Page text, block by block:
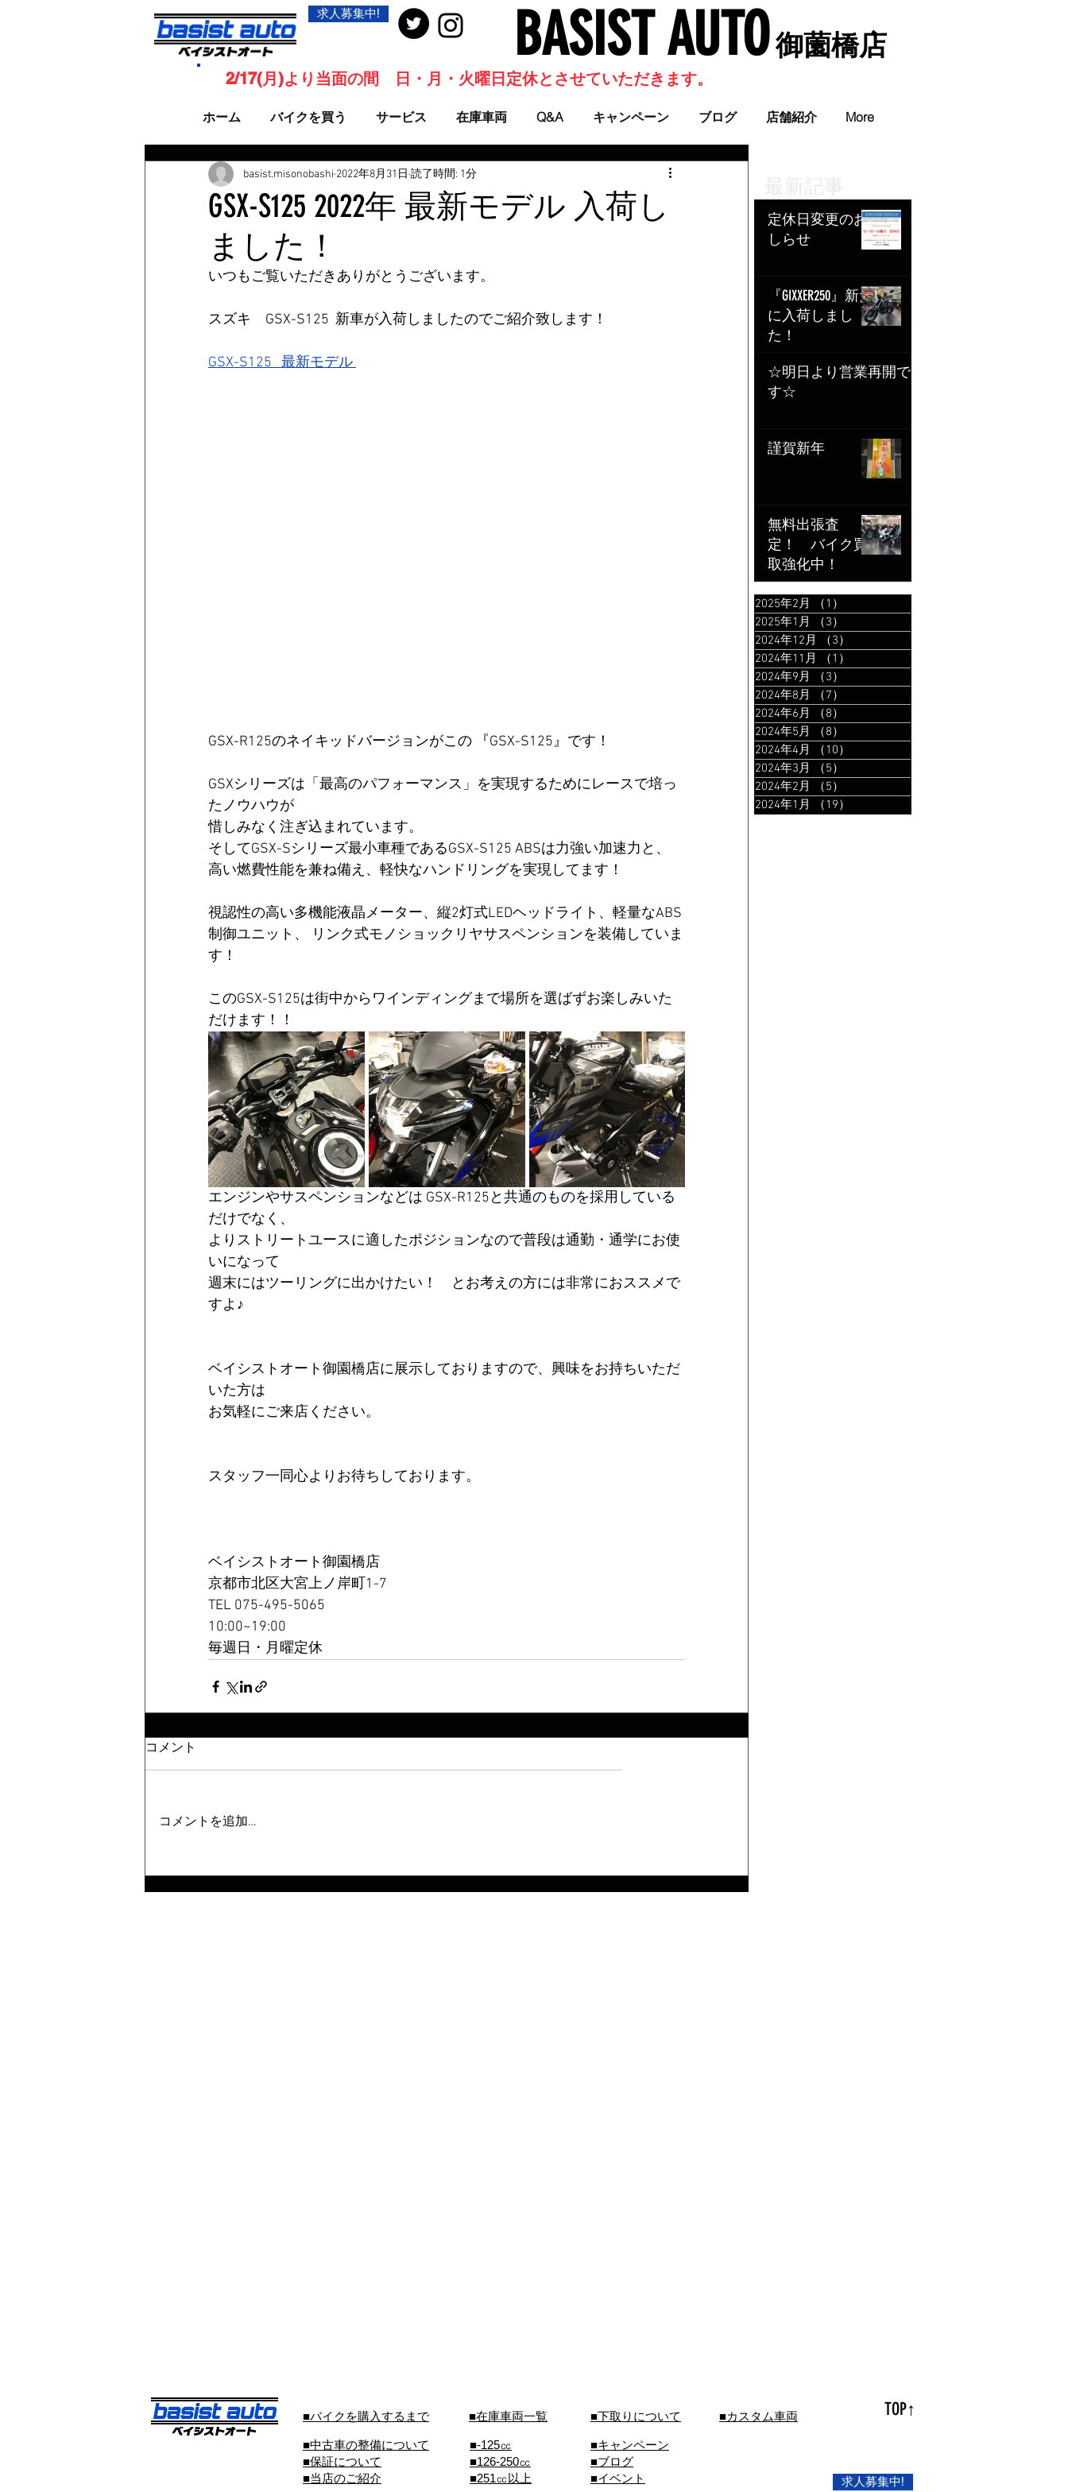
求人募集中! BASIST AUTO​ 御薗橋店
ホーム バイクを買う サービス 在庫車両 Q&A キャンペーン ブログ 店舗紹介 More
2/17(月)より当面の間 日・月・火曜日定休とさせていただきます。
最新記事
定休日変更のお
しらせ
『GIXXER250』新た
に入荷しまし
た！
☆明日より営業再開で
す☆
謹賀新年
無料出張査
定！ バイク買
取強化中！
2025年2月 （1）
2025年1月
（3）
2024年12月
（3）
2024年11月
（1）
2024年9月
（3）
2024年8月
（7）
2024年6月
（8）
2024年5月
（8）
2024年4月
（10）
2024年3月
（5）
2024年2月
（5）
2024年1月
（19）
GSX-S125 2022年 最新モデル 入荷し
ました！
basist.misonobashi 2022年8月31日 読了時間: 1分
いつもご覧いただきありがとうございます。
スズキ　GSX-S125  新車が入荷しましたのでご紹介致します！
GSX-S125   最新モデル
GSX-R125のネイキッドバージョンがこの 『GSX-S125』です！
GSXシリーズは「最高のパフォーマンス」を実現するためにレースで培っ
たノウハウが
惜しみなく注ぎ込まれています。
そしてGSX-Sシリーズ最小車種であるGSX-S125 ABSは力強い加速力と、
高い燃費性能を兼ね備え、軽快なハンドリングを実現してます！
視認性の高い多機能液晶メーター、縦2灯式LEDヘッドライト、軽量なABS
制御ユニット、 リンク式モノショックリヤサスペンションを装備していま
す！
このGSX-S125は街中からワインディングまで場所を選ばずお楽しみいた
だけます！！
エンジンやサスペンションなどは GSX-R125と共通のものを採用している
だけでなく、
よりストリートユースに適したポジションなので普段は通勤・通学にお使
いになって
週末にはツーリングに出かけたい！　とお考えの方には非常におススメで
すよ♪
ベイシストオート御園橋店に展示しておりますので、興味をお持ちいただ
いた方は
お気軽にご来店ください。
スタッフ一同心よりお待ちしております。
ベイシストオート御園橋店
京都市北区大宮上ノ岸町1-7
TEL 075-495-5065
10:00~19:00
毎週日・月曜定休
コメント
コメントを追加…
■バイクを購入するまで ■在庫車両一覧 ■下取りについて
■中古車の整備について
■保証について
■当店のご紹介
■-125㏄
■126-250㏄
■251㏄以上
■キャンペーン
■ブログ
■イベント
■カスタム車両 TOP↑
求人募集中!